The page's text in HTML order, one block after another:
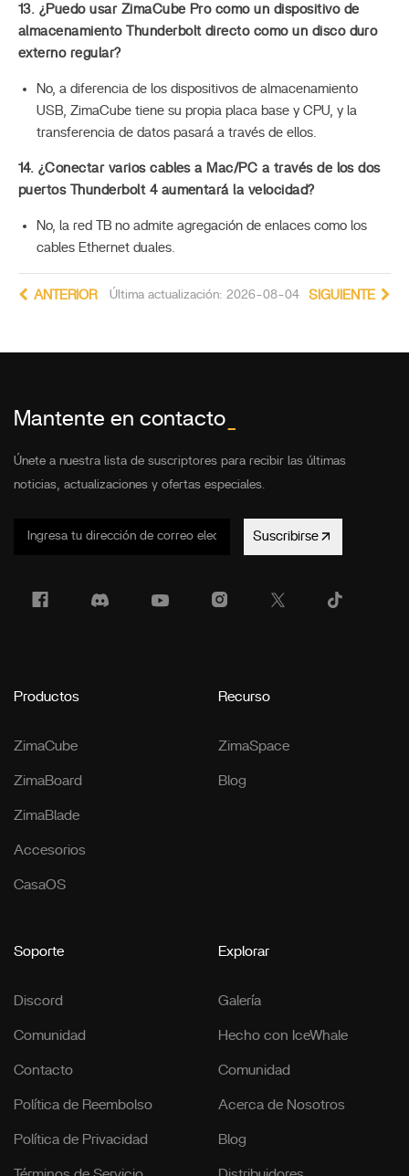
13. ¿Puedo usar ZimaCube Pro como un dispositivo de
almacenamiento Thunderbolt directo como un disco duro
externo regular?
No, a diferencia de los dispositivos de almacenamiento
USB, ZimaCube tiene su propia placa base y CPU, y la
transferencia de datos pasará a través de ellos.
14. ¿Conectar varios cables a Mac/PC a través de los dos
puertos Thunderbolt 4 aumentará la velocidad?
No, la red TB no admite agregación de enlaces como los
cables Ethernet duales.
Última actualización: 2026-08-04
ANTERIOR SIGUIENTE
Mantente en contacto
Únete a nuestra lista de suscriptores para recibir las últimas
noticias, actualizaciones y ofertas especiales.
Suscribirse
Productos
ZimaCube
ZimaBoard
ZimaBlade
Accesorios
CasaOS
Recurso
ZimaSpace
Blog
Soporte
Discord
Comunidad
Contacto
Política de Reembolso
Política de Privacidad
Explorar
Galería
Hecho con IceWhale
Comunidad
Acerca de Nosotros
Blog